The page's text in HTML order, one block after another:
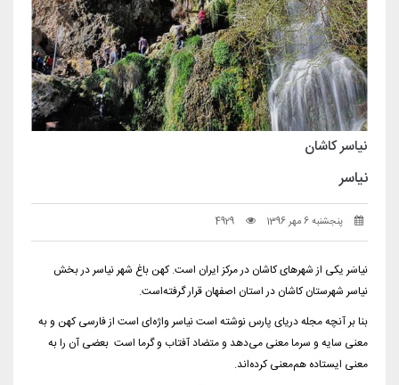
نیاسر کاشان
نیاسر
پنجشنبه 6 مهر 1396 4929
نیاسَر یکی از شهرهای کاشان در مرکز ایران است. کهن باغ شهر نیاسر در بخش
نیاسر شهرستان کاشان در استان اصفهان قرار گرفته‌است.
بنا بر آنچه مجله دریای پارس نوشته است نیاسر واژه‌ای است از فارسی کهن و به
معنی سایه و سرما معنی می‌دهد و متضاد آفتاب و گرما است بعضی آن را به
معنی ایستاده هم‌معنی کرده‌اند.